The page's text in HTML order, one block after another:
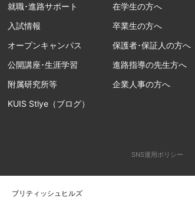
就職･進路サポート
入試情報
オープンキャンパス
公開講座･生涯学習
附属研究所等
KUIS Stlye（ブログ）
在学生の方へ
卒業生の方へ
保護者･保証人の方へ
進路指導の先生方へ
企業人事の方へ
SNS運用ポリシー
ブリティッシュヒルズ